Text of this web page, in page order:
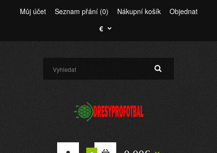
Můj účet Seznam přání (0) Nákupní košík
Objednat
€